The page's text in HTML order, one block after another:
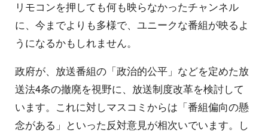
リモコンを押しても何も映らなかったチャンネル
に、今までよりも多様で、ユニークな番組が映るよ
うになるかもしれません。
政府が、放送番組の「政治的公平」などを定めた放
送法4条の撤廃を視野に、放送制度改革を検討して
います。これに対しマスコミからは「番組偏向の懸
念がある」といった反対意見が相次いでいます。し